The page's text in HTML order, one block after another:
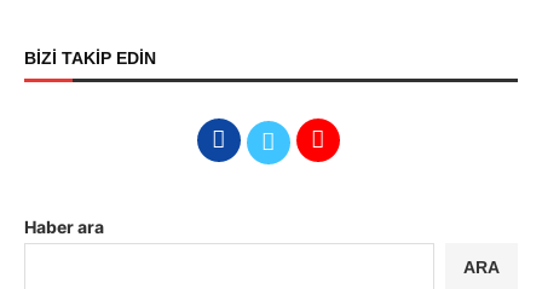
BİZİ TAKİP EDİN
Haber ara
ARA